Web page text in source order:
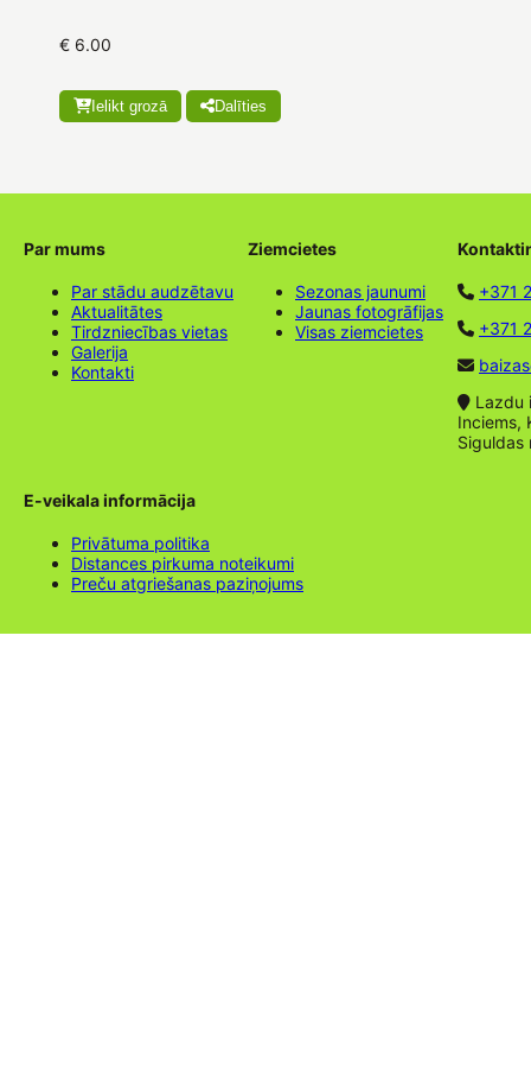
€ 6.00
Ielikt grozā Dalīties
Par mums
Par stādu audzētavu
Aktualitātes
Tirdzniecības vietas
Galerija
Kontakti
Ziemcietes
Sezonas jaunumi
Jaunas fotogrāfijas
Visas ziemcietes
+371
+371
Lazdu
Inciems,
Siguldas
E-veikala informācija
Privātuma politika
Distances pirkuma noteikumi
Preču atgriešanas paziņojums